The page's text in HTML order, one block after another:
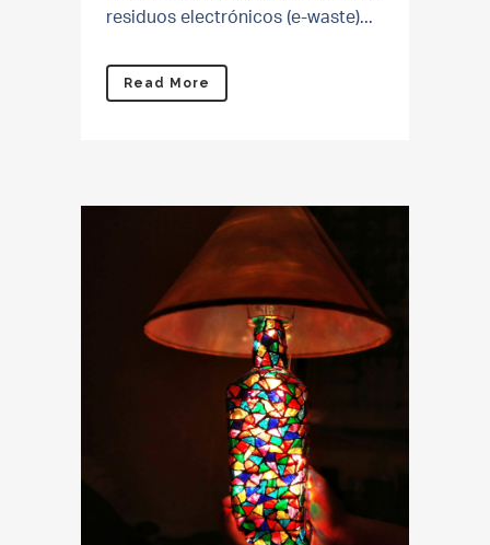
residuos electrónicos (e-waste)...
Read More